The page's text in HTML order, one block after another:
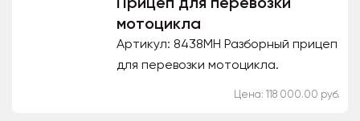
мотоцикла
Артикул: 8438MH Разборный прицеп
для перевозки мотоцикла.
Цена: 118 000.00 руб.